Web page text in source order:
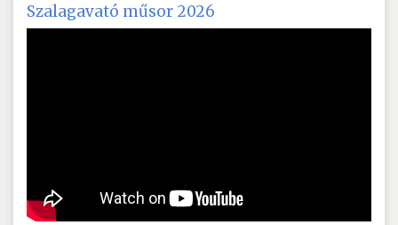
Szalagavató műsor 2026